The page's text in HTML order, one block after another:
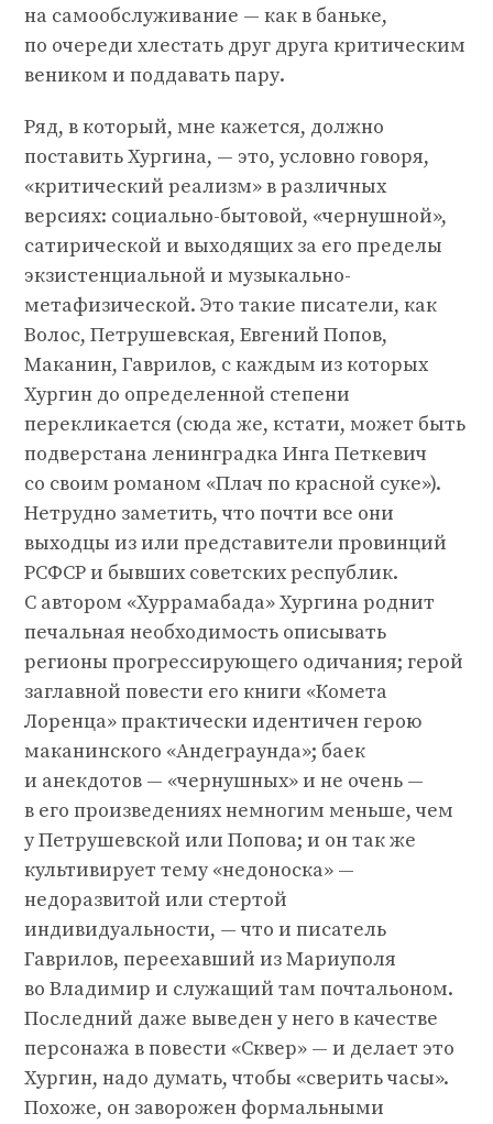
на самообслуживание — как в баньке,
по очереди хлестать друг друга критическим
веником и поддавать пару.
Ряд, в который, мне кажется, должно
поставить Хургина, — это, условно говоря,
«критический реализм» в различных
версиях: социально-бытовой, «чернушной»,
сатирической и выходящих за его пределы
экзистенциальной и музыкально-
метафизической. Это такие писатели, как
Волос, Петрушевская, Евгений Попов,
Маканин, Гаврилов, с каждым из которых
Хургин до определенной степени
перекликается (сюда же, кстати, может быть
подверстана ленинградка Инга Петкевич
со своим романом «Плач по красной суке»).
Нетрудно заметить, что почти все они
выходцы из или представители провинций
РСФСР и бывших советских республик.
С автором «Хуррамабада» Хургина роднит
печальная необходимость описывать
регионы прогрессирующего одичания; герой
заглавной повести его книги «Комета
Лоренца» практически идентичен герою
маканинского «Андеграунда»; баек
и анекдотов — «чернушных» и не очень —
в его произведениях немногим меньше, чем
у Петрушевской или Попова; и он так же
культивирует тему «недоноска» —
недоразвитой или стертой
индивидуальности, — что и писатель
Гаврилов, переехавший из Мариуполя
во Владимир и служащий там почтальоном.
Последний даже выведен у него в качестве
персонажа в повести «Сквер» — и делает это
Хургин, надо думать, чтобы «сверить часы».
Похоже, он заворожен формальными